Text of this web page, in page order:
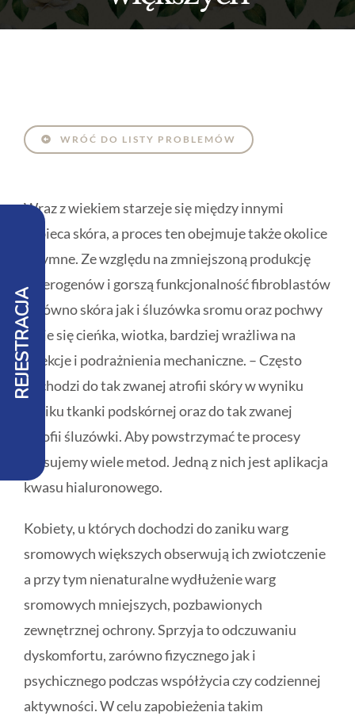
WRÓĆ DO LISTY PROBLEMÓW
Wraz z wiekiem starzeje się między innymi
kobieca skóra, a proces ten obejmuje także okolice
intymne. Ze względu na zmniejszoną produkcję
esterogenów i gorszą funkcjonalność fibroblastów
zarówno skóra jak i śluzówka sromu oraz pochwy
staje się cieńka, wiotka, bardziej wrażliwa na
infekcje i podrażnienia mechaniczne. – Często
dochodzi do tak zwanej atrofii skóry w wyniku
zaniku tkanki podskórnej oraz do tak zwanej
atrofii śluzówki. Aby powstrzymać te procesy
stosujemy wiele metod. Jedną z nich jest aplikacja
kwasu hialuronowego.
Kobiety, u których dochodzi do zaniku warg
sromowych większych obserwują ich zwiotczenie
a przy tym nienaturalne wydłużenie warg
sromowych mniejszych, pozbawionych
zewnętrznej ochrony. Sprzyja to odczuwaniu
dyskomfortu, zarówno fizycznego jak i
psychicznego podczas współżycia czy codziennej
aktywności. W celu zapobieżenia takim
REJESTRACJA